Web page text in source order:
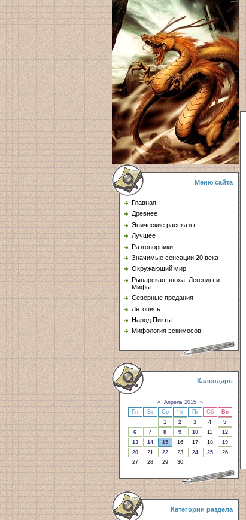
Меню сайта
Главная
Древнее
Эпические рассказы
Лучшее
Разговорники
Значимые сенсации 20 века
Окружающий мир
Рыцарская эпоха. Легенды и
Мифы
Северные предания
Летопись
Народ Пикты
Мифология эскимосов
Календарь
« Апрель 2015
»
Пн
Вт Ср Чт Пт Сб
Вс
1
2 3 4
5
6
7 8 9 10 11
12
13
14 15 16 17 18
19
20
21 22 23 24 25
26
27
28 29 30
Категории раздела